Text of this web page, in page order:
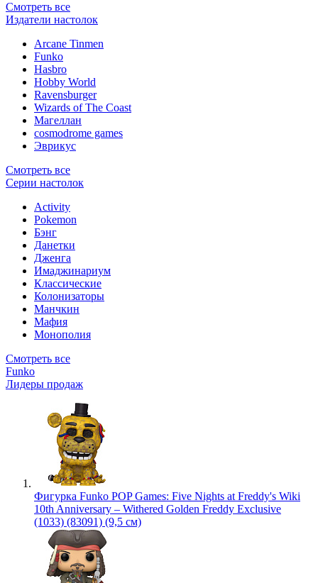
Смотреть все
Издатели настолок
Arcane Tinmen
Funko
Hasbro
Hobby World
Ravensburger
Wizards of The Coast
Магеллан
сosmodrome games
Эврикус
Смотреть все
Серии настолок
Activity
Pokemon
Бэнг
Данетки
Дженга
Имаджинариум
Классические
Колонизаторы
Манчкин
Мафия
Монополия
Смотреть все
Funko
Лидеры продаж
Фигурка Funko POP Games: Five Nights at Freddy's Wiki
10th Anniversary – Withered Golden Freddy Exclusive
(1033) (83091) (9,5 см)